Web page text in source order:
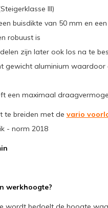
III)
buisdikte van 50 mm en
robuust is
zijn later ook los na te
gewicht aluminium waardoor
een maximaal
te breiden met de vario
- norm 2018
werkhoogte?